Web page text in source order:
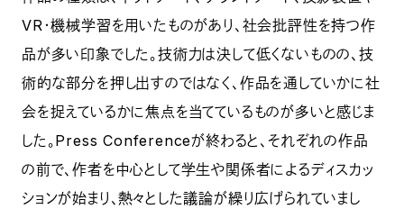
VR・機械学習を用いたものがあり、社会批評性を持つ作
品が多い印象でした。技術力は決して低くないものの、技
術的な部分を押し出すのではなく、作品を通していかに社
会を捉えているかに焦点を当てているものが多いと感じま
した。Press Conferenceが終わると、それぞれの作品
の前で、作者を中心として学生や関係者によるディスカッ
ションが始まり、熱々とした議論が繰り広げられていまし